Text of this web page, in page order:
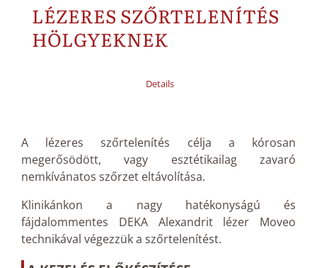
LÉZERES SZŐRTELENÍTÉS
HÖLGYEKNEK
Details
A lézeres szőrtelenítés célja a kórosan
megerősödött, vagy esztétikailag zavaró
nemkívánatos szőrzet eltávolítása.
Klinikánkon a nagy hatékonyságú és
fájdalommentes DEKA Alexandrit lézer Moveo
technikával végezzük a szőrtelenítést.